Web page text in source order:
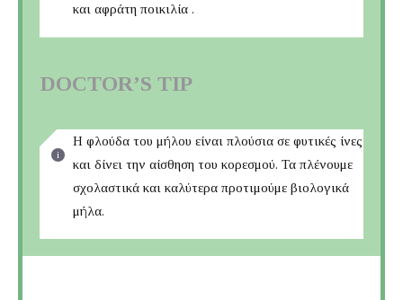
και αφράτη ποικιλία .
DOCTOR’S TIP
Η φλούδα του μήλου είναι πλούσια σε φυτικές ίνες
και δίνει την αίσθηση του κορεσμού. Τα πλένουμε
σχολαστικά και καλύτερα προτιμούμε βιολογικά
μήλα.